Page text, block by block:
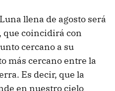
llena de agosto será
que coincidirá con
cercano a su
más cercano entre la
Es decir, que la
en nuestro cielo